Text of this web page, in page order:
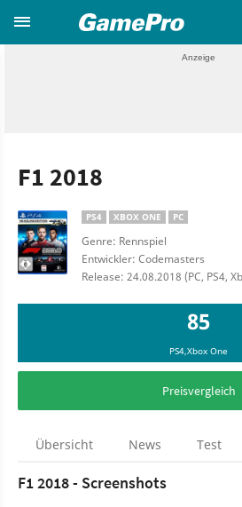
F1 2018
PS4 XBOX ONE PC
Genre: Rennspiel
Entwickler: Codemasters
Release: 24.08.2018 (PC, PS4,
85
PS4,Xbox One
Preisvergleich
Übersicht News Test
F1 2018 - Screenshots